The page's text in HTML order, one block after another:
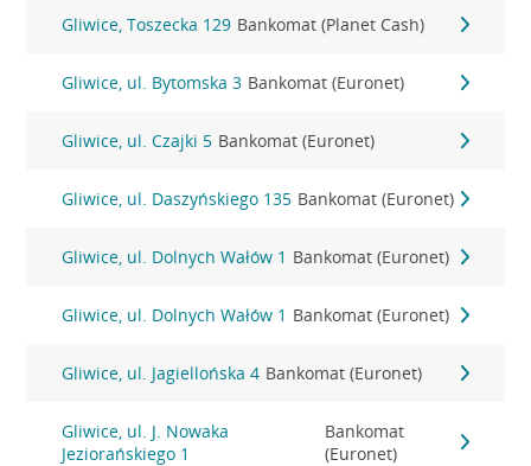
Gliwice, Toszecka 129 Bankomat (Planet Cash)
Gliwice, ul. Bytomska 3 Bankomat (Euronet)
Gliwice, ul. Czajki 5 Bankomat (Euronet)
Gliwice, ul. Daszyńskiego 135 Bankomat (Euronet)
Gliwice, ul. Dolnych Wałów 1 Bankomat (Euronet)
Gliwice, ul. Dolnych Wałów 1 Bankomat (Euronet)
Gliwice, ul. Jagiellońska 4 Bankomat (Euronet)
Gliwice, ul. J. Nowaka
Jeziorańskiego 1
Bankomat
(Euronet)